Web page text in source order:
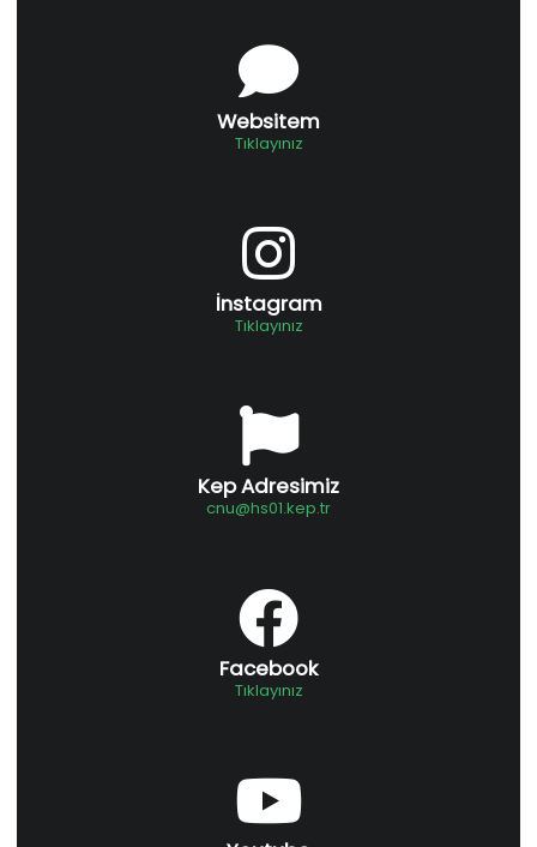
Websitem
Tıklayınız
İnstagram
Tıklayınız
Kep Adresimiz
cnu@hs01.kep.tr
Facebook
Tıklayınız